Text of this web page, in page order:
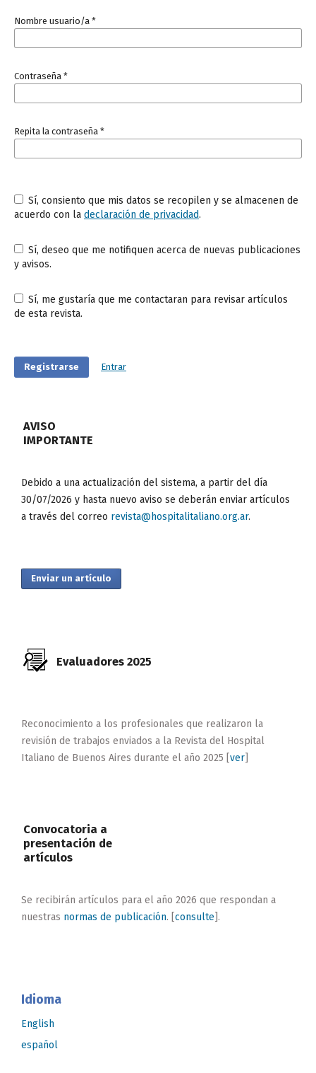
Nombre usuario/a *
Contraseña *
Repita la contraseña *
Sí, consiento que mis datos se recopilen y se almacenen de
acuerdo con la declaración de privacidad.
Sí, deseo que me notifiquen acerca de nuevas publicaciones
y avisos.
Sí, me gustaría que me contactaran para revisar artículos
de esta revista.
Registrarse Entrar
AVISO
IMPORTANTE
Debido a una actualización del sistema, a partir del día
30/07/2026 y hasta nuevo aviso se deberán enviar artículos
a través del correo revista@hospitalitaliano.org.ar.
Enviar un artículo
Evaluadores 2025
Reconocimiento a los profesionales que realizaron la
revisión de trabajos enviados a la Revista del Hospital
Italiano de Buenos Aires durante el año 2025 [ ver
Convocatoria a
presentación de
artículos
Se recibirán artículos para el año 2026 que respondan a
nuestras normas de publicación. [ consulte ].
Idioma
English
español